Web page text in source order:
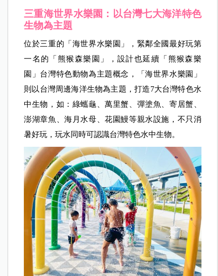
三重海世界水樂園：以台灣七大海洋特色
生物為主題
位於三重的「海世界水樂園」，緊鄰全國最好玩第
一名的「熊猴森樂園」，設計也延續「熊猴森樂
園」台灣特色動物為主題概念，「海世界水樂園」
則以台灣周邊海洋生物為主題，打造7大台灣特色水
中生物，如：綠蠵龜、萬里蟹、彈塗魚、寄居蟹、
澎湖章魚、海月水母、花園鰻等親水設施，不只消
暑好玩，玩水同時可認識台灣特色水中生物。